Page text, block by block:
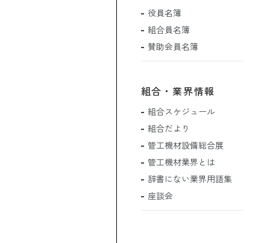
役員名簿
組合員名簿
賛助会員名簿
組合・業界情報
組合スケジュール
組合だより
管工機材設備総合展
管工機材業界とは
辞書にない業界用語集
座談会